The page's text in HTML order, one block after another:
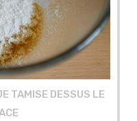
TAMISE DESSUS LE